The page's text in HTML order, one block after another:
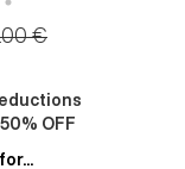
€
OFF